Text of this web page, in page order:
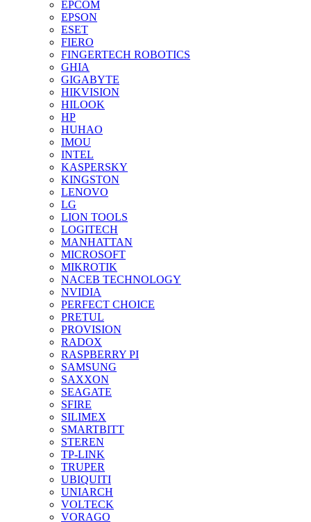
EPCOM
EPSON
ESET
FIERO
FINGERTECH ROBOTICS
GHIA
GIGABYTE
HIKVISION
HILOOK
HP
HUHAO
IMOU
INTEL
KASPERSKY
KINGSTON
LENOVO
LG
LION TOOLS
LOGITECH
MANHATTAN
MICROSOFT
MIKROTIK
NACEB TECHNOLOGY
NVIDIA
PERFECT CHOICE
PRETUL
PROVISION
RADOX
RASPBERRY PI
SAMSUNG
SAXXON
SEAGATE
SFIRE
SILIMEX
SMARTBITT
STEREN
TP-LINK
TRUPER
UBIQUITI
UNIARCH
VOLTECK
VORAGO